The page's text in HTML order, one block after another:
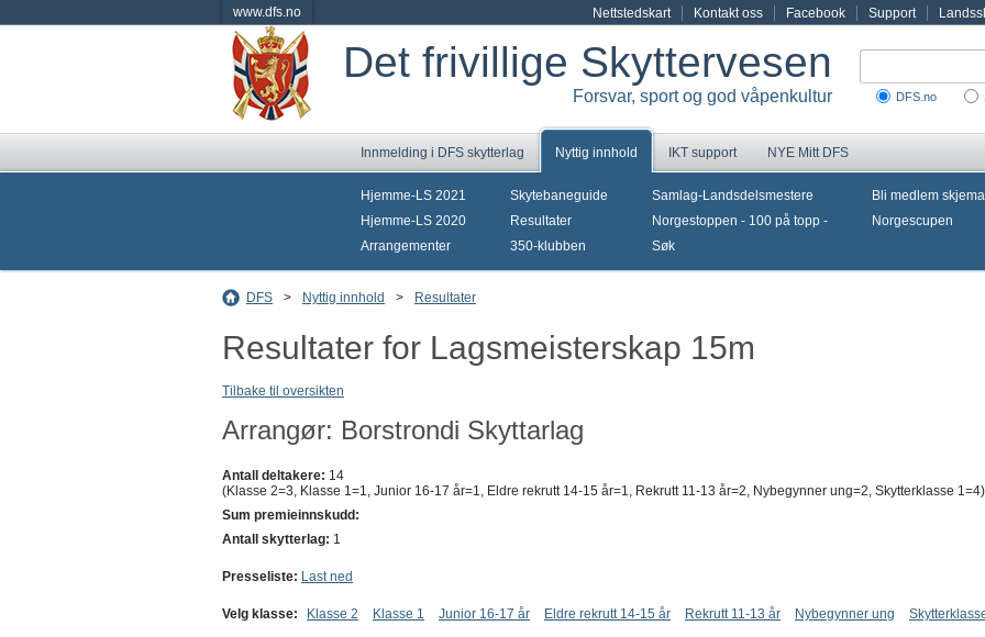
www.dfs.no Nettstedskart Kontakt oss Facebook Support
Det frivillige Skyttervesen
Forsvar, sport og god våpenkultur DFS.no
Innmelding i DFS skytterlag Nyttig innhold IKT support NYE Mitt DFS
Hjemme-LS 2021
Hjemme-LS 2020
Arrangementer
Skytebaneguide
Resultater
350-klubben
Samlag-Landsdelsmestere
Norgestoppen - 100 på topp -
Søk
Bli medlem skjema
Norgescupen
DFS > Nyttig innhold > Resultater
Resultater for Lagsmeisterskap 15m
Tilbake til oversikten
Arrangør: Borstrondi Skyttarlag
Antall deltakere: 14
(Klasse 2=3, Klasse 1=1, Junior 16-17 år=1, Eldre rekrutt 14-15 år=1, Rekrutt 11-13 år=2, Nybegynner ung=2, Skytterklasse 1=4)
Sum premieinnskudd:
Antall skytterlag: 1
Presseliste: Last ned
Velg klasse: Klasse 2 Klasse 1 Junior 16-17 år Eldre rekrutt 14-15 år Rekrutt 11-13 år Nybegynner ung